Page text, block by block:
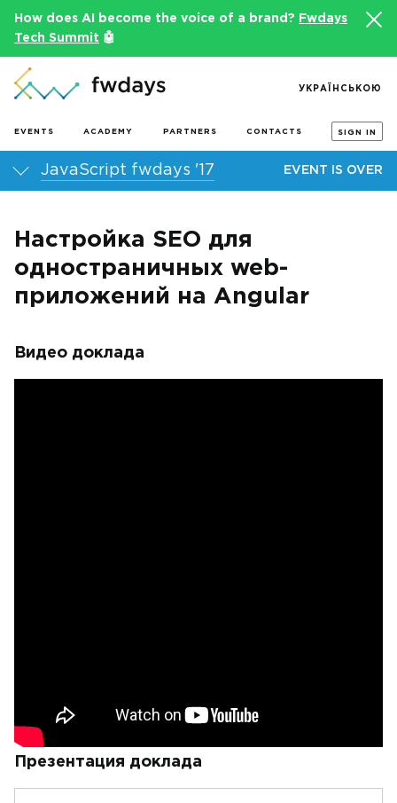
How does AI become the voice of a brand?
Fwdays
Tech Summit 🤖
EVENTS ACADEMY PARTNERS CONTACTS SIGN IN
УКРАЇНСЬКОЮ
JavaScript fwdays '17 EVENT IS OVER
Настройка SEO для
одностраничных web-
приложений на Angular
Видео доклада
Презентация доклада